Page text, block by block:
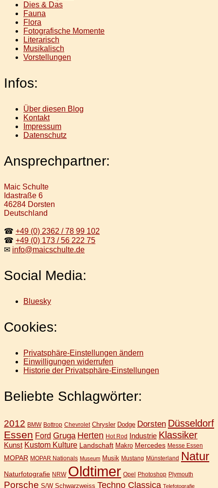
Dies & Das
Fauna
Flora
Fotografische Momente
Literarisch
Musikalisch
Vorstellungen
Infos:
Über diesen Blog
Kontakt
Impressum
Datenschutz
Ansprechpartner:
Maic Schulte
Idastraße 6
46284 Dorsten
Deutschland
☎ +49 (0) 2362 / 78 99 102
☎ +49 (0) 173 / 56 222 75
✉ info@maicschulte.de
Social Media:
Bluesky
Cookies:
Privatsphäre-Einstellungen ändern
Einwilligungen widerrufen
Historie der Privatsphäre-Einstellungen
Beliebte Schlagwörter:
2012 BMW Bottrop Chevrolet Chrysler Dodge Dorsten Düsseldorf
Essen Ford Gruga Herten Hot Rod Industrie Klassiker
Kunst Kustom Kulture Landschaft Makro Mercedes Messe Essen
MOPAR MOPAR Nationals Museum Musik Mustang Münsterland Natur
Naturfotografie NRW Oldtimer Opel Photoshop Plymouth
Porsche S/W Schwarzweiss Techno Classica Telefotografie